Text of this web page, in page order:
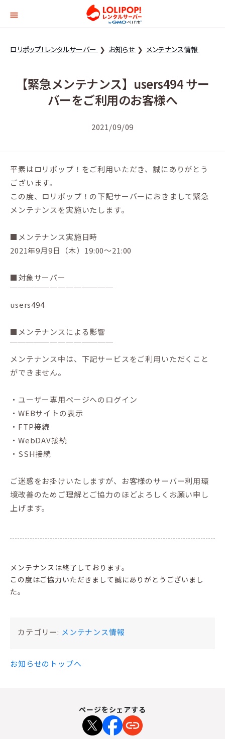
ロリポップ！レンタル
ロリポップ！レンタルサーバー お知らせ メンテナンス情報
【緊急メンテナンス】users494 サー
バーをご利用のお客様へ
2021/09/09
平素はロリポップ！をご利用いただき、誠にありがとう
ございます。
この度、ロリポップ！の下記サーバーにおきまして緊急
メンテナンスを実施いたします。
■メンテナンス実施日時
2021年9月9日（木）19:00〜21:00
■対象サーバー
￣￣￣￣￣￣￣￣￣￣￣￣￣
users494
■メンテナンスによる影響
￣￣￣￣￣￣￣￣￣￣￣￣￣
メンテナンス中は、下記サービスをご利用いただくこと
ができません。
・ユーザー専用ページへのログイン
・WEBサイトの表示
・FTP接続
・WebDAV接続
・SSH接続
ご迷惑をお掛けいたしますが、お客様のサーバー利用環
境改善のためご理解とご協力のほどよろしくお願い申し
上げます。
メンテナンスは終了しております。
この度はご協力いただきまして誠にありがとうございまし
た。
カテゴリー: メンテナンス情報
お知らせのトップへ
ページをシェアする